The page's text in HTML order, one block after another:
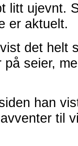
litt ujevnt.
er aktuelt.
det helt
seier,
han
til